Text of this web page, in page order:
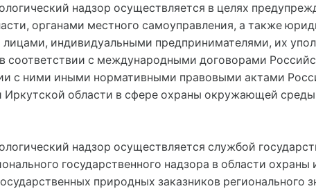
надзор осуществляется в целях
органами местного самоуправления, а также
индивидуальными предпринимателями, их
соответствии с международными договорами
с ними иными нормативными правовыми актами
области в сфере охраны окружающей среды
надзор осуществляется службой
государственного надзора в области
природных заказников регионального